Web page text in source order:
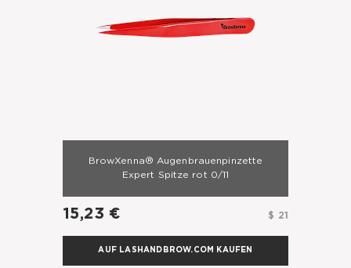
BrowXenna® Augenbrauenpinzette
Expert Spitze rot 0/11
15,23 € $ 21
AUF LASHANDBROW.COM KAUFEN